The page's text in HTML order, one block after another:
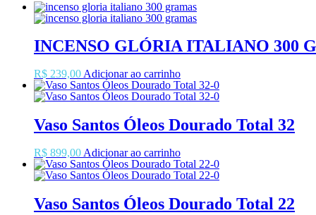
INCENSO GLÓRIA ITALIANO 300
R$ 239,00 Adicionar ao carrinho
Vaso Santos Óleos Dourado Total 32
R$ 899,00 Adicionar ao carrinho
Vaso Santos Óleos Dourado Total 22